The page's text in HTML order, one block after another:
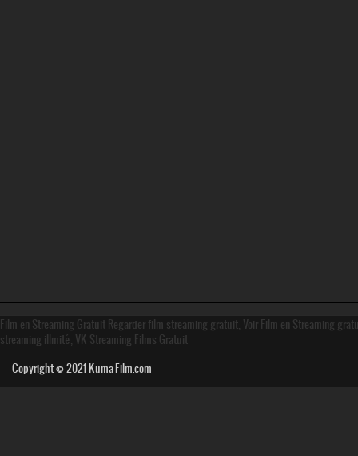
Film en Streaming Gratuit Regarder film streaming gratuit, Voir Film en Streaming
streaming illmité, VK Streaming Films Gratuit
Copyright © 2021Kuma-Film.com